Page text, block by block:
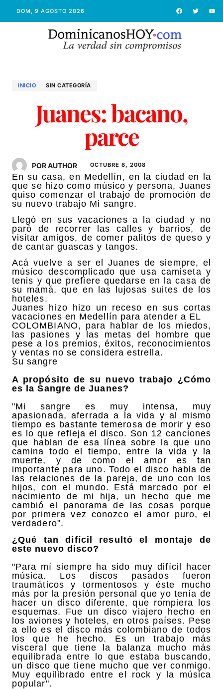
DOM, 9 AGOSTO 2026
INICIO SIN CATEGORÍA
Juanes: bacano,
parce
POR AUTHOR OCTUBRE 8, 2008
En su casa, en Medellín, en la ciudad en la
que se hizo como músico y persona, Juanes
quiso comenzar el trabajo de promoción de
su nuevo trabajo Mi sangre.
Llegó en sus vacaciones a la ciudad y no
paró de recorrer las calles y barrios, de
visitar amigos, de comer palitos de queso y
de cantar guascas y tangos.
Acá vuelve a ser el Juanes de siempre, el
músico descomplicado que usa camiseta y
tenis y que prefiere quedarse en la casa de
su mamá, que en las lujosas suites de los
hoteles.
Juanes hizo hizo un receso en sus cortas
vacaciones en Medellín para atender a EL
COLOMBIANO, para hablar de los miedos,
las pasiones y las metas del hombre que
pese a los premios, éxitos, reconocimientos
y ventas no se considera estrella.
Su sangre
A propósito de su nuevo trabajo ¿Cómo
es la Sangre de Juanes?
"Mi sangre es muy intensa, muy
apasionada, aferrada a la vida y al mismo
tiempo es bastante temerosa de morir y eso
es lo que refleja el disco. Son 12 canciones
que hablan de esa línea sobre la que uno
camina todo el tiempo, entre la vida y la
muerte, y de como el amor es tan
importante para uno. Todo el disco habla de
las relaciones de la pareja, de uno con los
hijos, con el mundo. Está marcado por el
nacimiento de mi hija, un hecho que me
cambió el panorama de las cosas porque
por primera vez conozco el amor puro, el
verdadero".
¿Qué tan difícil resultó el montaje de
este nuevo disco?
"Para mí siempre ha sido muy difícil hacer
música. Los discos pasados fueron
traumáticos y tormentosos y éste mucho
más por la presión personal que yo tenía de
hacer un disco diferente, que rompiera los
esquemas. Fue un disco viajero hecho en
los aviones y hoteles, en otros países. Pese
a ello es el disco más colombiano de todos
los que he hecho. Es un trabajo más
visceral que tiene la balanza mucho más
equilibrada entre lo que estaba buscando,
un disco que tiene mucho que ver conmigo.
Muy equilibrado entre el rock y la música
popular".